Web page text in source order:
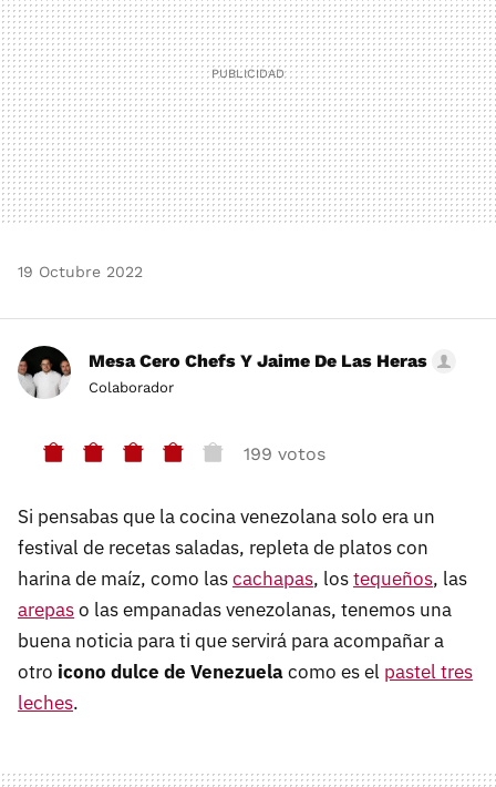
19 Octubre 2022
Mesa Cero Chefs Y Jaime De Las Heras
Colaborador
199 votos
Si pensabas que la cocina venezolana solo era un
festival de recetas saladas, repleta de platos con
harina de maíz, como lascachapas, lostequeños, las
arepaso las empanadas venezolanas, tenemos una
buena noticia para ti que servirá para acompañar a
otro icono dulce de Venezuelacomo es el pastel tres
leches.